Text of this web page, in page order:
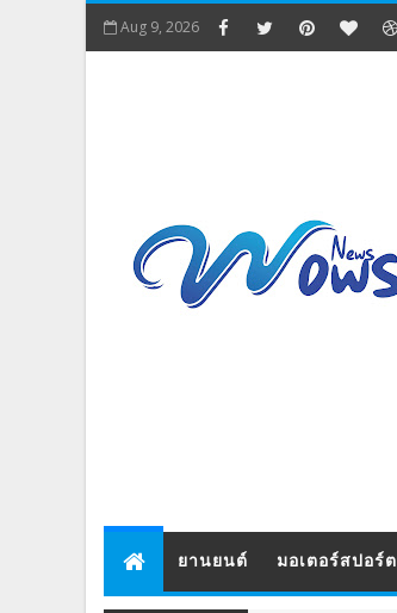
Aug 9, 2026
ยานยนต์ มอเตอร์สปอร์ต